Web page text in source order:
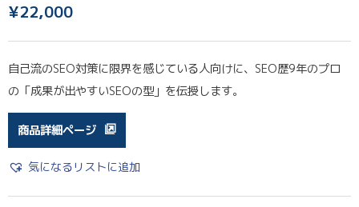
¥22,000
自己流のSEO対策に限界を感じている人向けに、SEO歴9年のプロ
の「成果が出やすいSEOの型」を伝授します。
商品詳細ページ
気になるリストに追加